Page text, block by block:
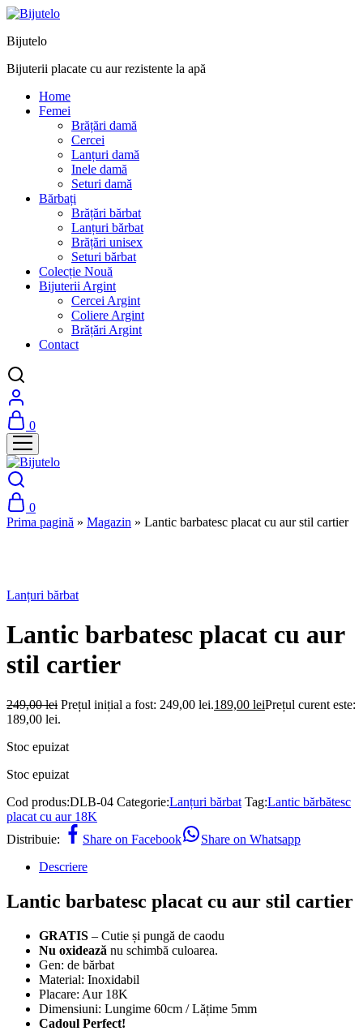
Bijutelo
Bijuterii placate cu aur rezistente la apă
Home
Femei
Brățări damă
Cercei
Lanțuri damă
Inele damă
Seturi damă
Bărbați
Brățări bărbat
Lanțuri bărbat
Brățări unisex
Seturi bărbat
Colecție Nouă
Bijuterii Argint
Cercei Argint
Coliere Argint
Brățări Argint
Contact
0
0
Prima pagină » Magazin » Lantic barbatesc placat cu aur stil cartier
Lanțuri bărbat
Lantic barbatesc placat cu aur
stil cartier
249,00lei Prețul inițial a fost: 249,00 lei.189,00 leiPrețul curent este:
189,00 lei.
Stoc epuizat
Stoc epuizat
Cod produs:DLB-04 Categorie:Lanțuri bărbat Tag:Lantic bărbătesc
placat cu aur 18K
Distribuie:
Share on Facebook
Share on Whatsapp
Descriere
Lantic barbatesc placat cu aur stil cartier
GRATIS – Cutie și pungă de caodu
Nu oxidează nu schimbă culoarea.
Gen: de bărbat
Material: Inoxidabil
Placare: Aur 18K
Dimensiuni: Lungime 60cm / Lățime 5mm
Cadoul Perfect!